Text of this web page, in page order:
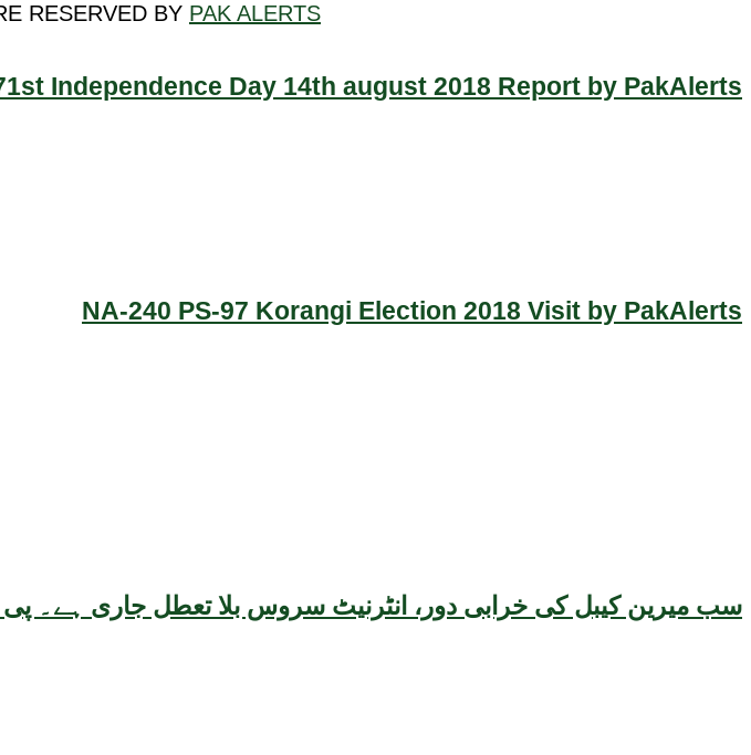
Independence Day 14th august 2018 Report by PakAlerts
NA-240 PS-97 Korangi Election 2018 Visit by PakAlerts
سب میرین کیبل کی خرابی دور، انٹرنیٹ سروس بلا تعطل جاری ہے۔ پی
RESERVED BY PAK ALERTS